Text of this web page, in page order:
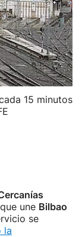
15 minutos
une Bilbao
se
la